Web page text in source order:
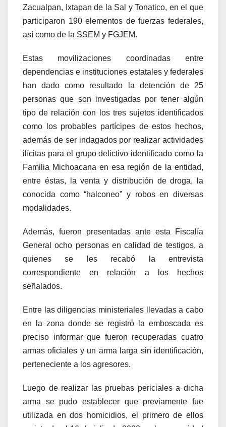
Zacualpan, Ixtapan de la Sal y Tonatico, en el que
participaron 190 elementos de fuerzas federales,
así como de la SSEM y FGJEM.
Estas movilizaciones coordinadas entre
dependencias e instituciones estatales y federales
han dado como resultado la detención de 25
personas que son investigadas por tener algún
tipo de relación con los tres sujetos identificados
como los probables partícipes de estos hechos,
además de ser indagados por realizar actividades
ilícitas para el grupo delictivo identificado como la
Familia Michoacana en esa región de la entidad,
entre éstas, la venta y distribución de droga, la
conocida como “halconeo” y robos en diversas
modalidades.
Además, fueron presentadas ante esta Fiscalía
General ocho personas en calidad de testigos, a
quienes se les recabó la entrevista
correspondiente en relación a los hechos
señalados.
Entre las diligencias ministeriales llevadas a cabo
en la zona donde se registró la emboscada es
preciso informar que fueron recuperadas cuatro
armas oficiales y un arma larga sin identificación,
perteneciente a los agresores.
Luego de realizar las pruebas periciales a dicha
arma se pudo establecer que previamente fue
utilizada en dos homicidios, el primero de ellos